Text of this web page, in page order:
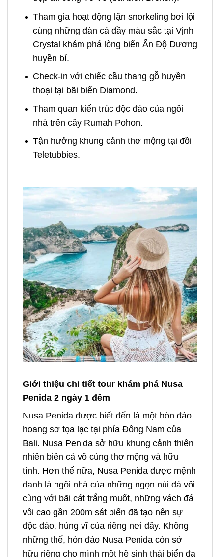
Tham gia hoạt động lặn snorkeling bơi lội
cùng những đàn cá đầy màu sắc tại Vịnh
Crystal khám phá lòng biển Ấn Độ Dương
huyền bí.
Check-in với chiếc cầu thang gỗ huyền
thoại tại bãi biển Diamond.
Tham quan kiến trúc độc đáo của ngôi
nhà trên cây Rumah Pohon.
Tận hưởng khung cảnh thơ mộng tại đồi
Teletubbies.
Giới thiệu chi tiết tour khám phá Nusa
Penida 2 ngày 1 đêm
Nusa Penida được biết đến là một hòn đảo
hoang sơ tọa lạc tại phía Đông Nam của
Bali. Nusa Penida sở hữu khung cảnh thiên
nhiên biển cả vô cùng thơ mộng và hữu
tình. Hơn thế nữa, Nusa Penida được mệnh
danh là ngôi nhà của những ngọn núi đá vôi
cùng với bãi cát trắng muốt, những vách đá
vôi cao gần 200m sát biển đã tạo nên sự
độc đáo, hùng vĩ của riêng nơi đây. Không
những thế, hòn đảo Nusa Penida còn sở
hữu riêng cho mình một hệ sinh thái biển đa